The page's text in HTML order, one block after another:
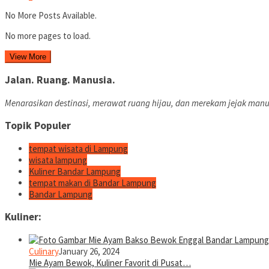
No More Posts Available.
No more pages to load.
View More
Jalan. Ruang. Manusia.
Menarasikan destinasi, merawat ruang hijau, dan merekam jejak
Topik Populer
tempat wisata di Lampung
wisata lampung
Kuliner Bandar Lampung
tempat makan di Bandar Lampung
Bandar Lampung
Kuliner:
CulinaryJanuary 26, 2024
Mie Ayam Bewok, Kuliner Favorit di Pusat…